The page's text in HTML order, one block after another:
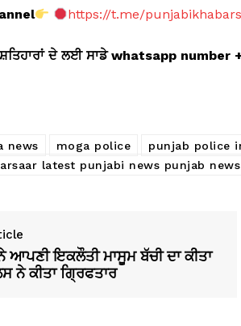
https://t.me/
ਦੇ ਲਈ ਸਾਡੇ whatsapp number
news moga police
punjab police
latest punjabi news punjab
ਆਪਣੀ ਇਕਲੌਤੀ ਮਾਸੂਮ ਬੱਚੀ ਦਾ ਕੀਤਾ
ਨੇ ਕੀਤਾ ਗ੍ਰਿਫਤਾਰ